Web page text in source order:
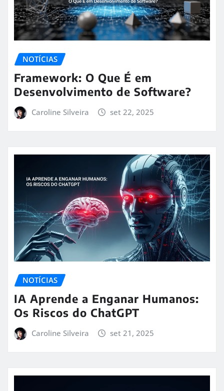
NOTÍCIAS
Framework: O Que É em
Desenvolvimento de Software?
Caroline Silveira set 22, 2025
NOTÍCIAS
IA Aprende a Enganar Humanos:
Os Riscos do ChatGPT
Caroline Silveira set 21, 2025